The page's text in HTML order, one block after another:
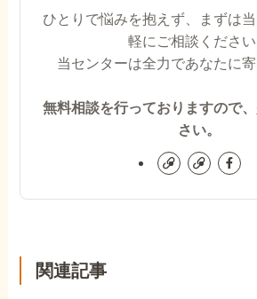
ひとりで悩みを抱えず、まずは
軽にご相談ください
当センターは全力であなたに寄
無料相談を行っておりますので
さい。
関連記事